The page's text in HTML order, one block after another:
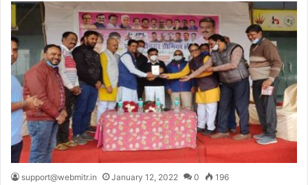
support@webmitr.in January 12, 2022 0 196